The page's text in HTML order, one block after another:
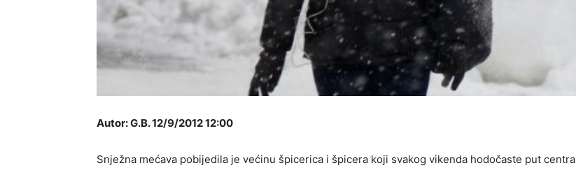
Autor: G.B. 12/9/2012 12:00
Snježna mećava pobijedila je većinu špicerica i špicera koji svakog vikenda hodočaste put centra